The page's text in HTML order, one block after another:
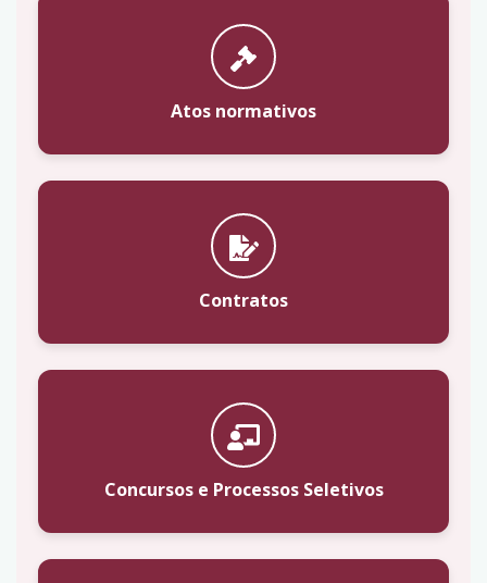
Atos normativos
Contratos
Concursos e Processos Seletivos